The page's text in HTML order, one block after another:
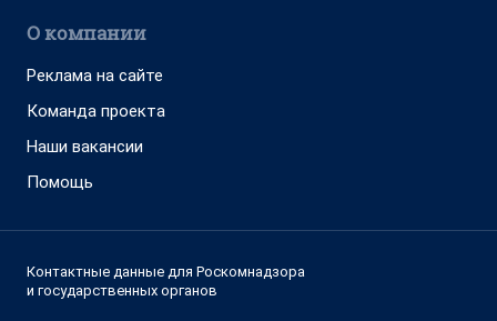
О компании
Реклама на сайте
Команда проекта
Наши вакансии
Помощь
Контактные данные для Роскомнадзора
и государственных органов